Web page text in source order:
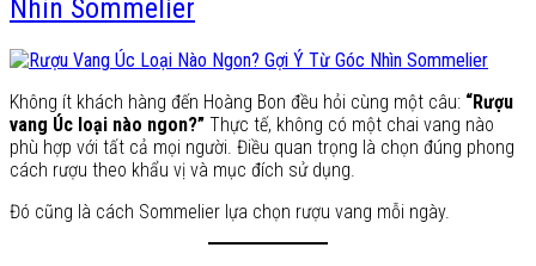
Nhìn Sommelier
Không ít khách hàng đến Hoàng Bon đều hỏi cùng một câu: “Rượu
vang Úc loại nào ngon?” Thực tế, không có một chai vang nào
phù hợp với tất cả mọi người. Điều quan trọng là chọn đúng phong
cách rượu theo khẩu vị và mục đích sử dụng.
Đó cũng là cách Sommelier lựa chọn rượu vang mỗi ngày.